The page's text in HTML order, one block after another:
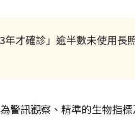
才確診」逾半數未使用長
警訊觀察、精準的生物指